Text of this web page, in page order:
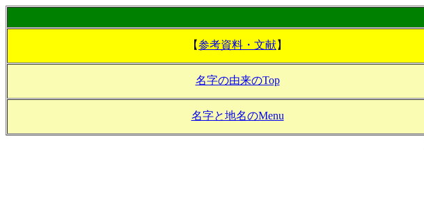
【参考資料・文献】
名字の由来のTop
名字と地名のMenu